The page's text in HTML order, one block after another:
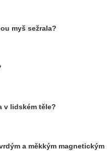
myš sežrala?
v lidském těle?
a měkkým magnetickým